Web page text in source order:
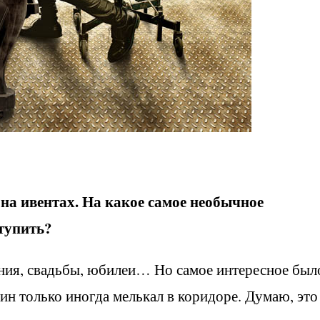
ивентах. На какое самое необычное
свадьбы, юбилеи… Но самое интересное
только иногда мелькал в коридоре. Думаю, это